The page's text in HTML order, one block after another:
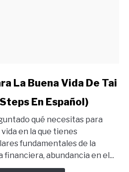
La Buena Vida De Tai
En Español)
qué necesitas para
en la que tienes
fundamentales de la
abundancia en el...